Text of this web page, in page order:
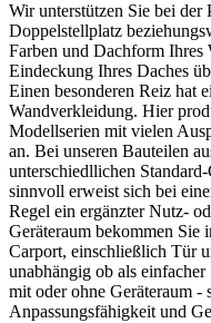
Wir unterstützen Sie bei der
Doppelstellplatz
Farben und Dachform Ihres
Eindeckung Ihres Daches
Einen besonderen Reiz hat
Wandverkleidung. Hier
Modellserien mit vielen
an. Bei unseren Bauteilen
unterschiedllichen
sinnvoll erweist sich bei
Regel ein ergänzter Nutz-
Geräteraum bekommen Sie
Carport, einschließlich Tür
unabhängig ob als
mit oder ohne Geräteraum -
Anpassungsfähigkeit und